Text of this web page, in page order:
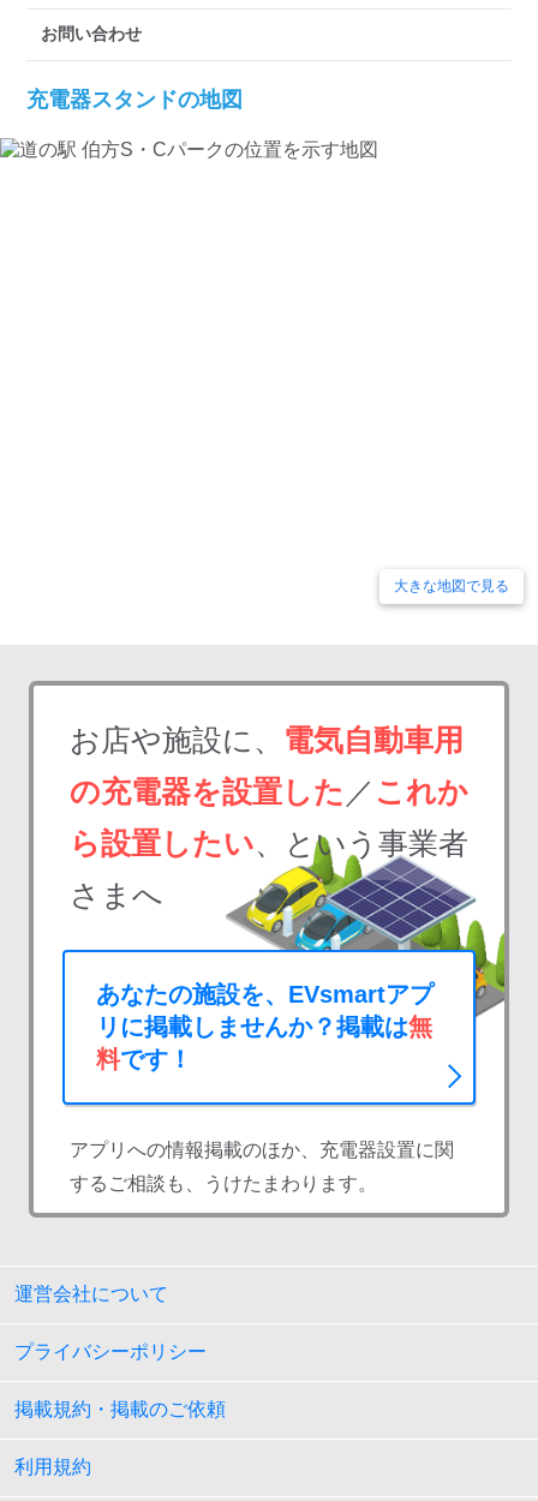
お問い合わせ
充電器スタンドの地図
大きな地図で見る
お店や施設に、 電気自動車用
の充電器を設置した ／ これか
ら設置したい、という事業者
さまへ
あなたの施設を、EVsmartアプ
リに掲載しませんか？掲載は無
料です！
アプリへの情報掲載のほか、充電器設置に関
するご相談も、うけたまわります。
運営会社について
プライバシーポリシー
掲載規約・掲載のご依頼
利用規約